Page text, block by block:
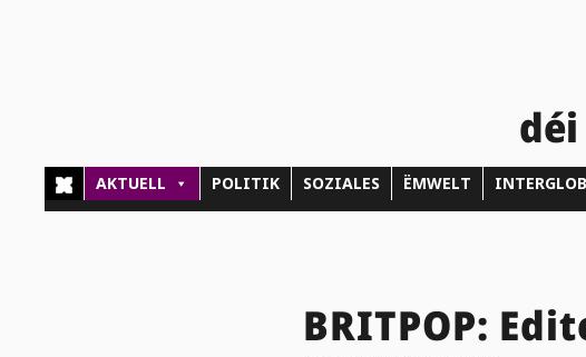
AKTUELL POLITIK SOZIALES ËMWELT
BRITPOP: